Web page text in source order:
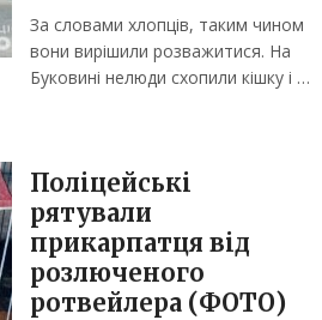
За словами хлопців, таким чином
вони вирішили розважитися. На
Буковині нелюди схопили кішку і …
Поліцейські
рятували
прикарпатця від
розлюченого
ротвейлера (ФОТО)